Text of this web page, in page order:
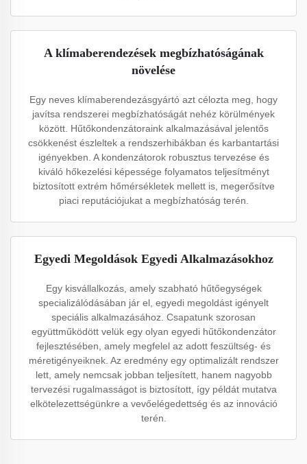
A klímaberendezések megbízhatóságának
növelése
Egy neves klímaberendezásgyártó azt célozta meg, hogy
javítsa rendszerei megbízhatóságát nehéz körülmények
között. Hűtőkondenzátoraink alkalmazásával jelentős
csökkenést észleltek a rendszerhibákban és karbantartási
igényekben. A kondenzátorok robusztus tervezése és
kiváló hőkezelési képessége folyamatos teljesítményt
biztosított extrém hőmérsékletek mellett is, megerősítve
piaci reputációjukat a megbízhatóság terén.
Egyedi Megoldások Egyedi Alkalmazásokhoz
Egy kisvállalkozás, amely szabható hűtőegységek
specializálódásában jár el, egyedi megoldást igényelt
speciális alkalmazásához. Csapatunk szorosan
együttműködött velük egy olyan egyedi hűtőkondenzátor
fejlesztésében, amely megfelel az adott feszültség- és
méretigényeiknek. Az eredmény egy optimalizált rendszer
lett, amely nemcsak jobban teljesített, hanem nagyobb
tervezési rugalmasságot is biztosított, így példát mutatva
elkötelezettségünkre a vevőelégedettség és az innováció
terén.